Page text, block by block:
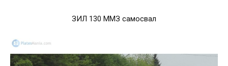
ЗИЛ 130 ММЗ самосвал